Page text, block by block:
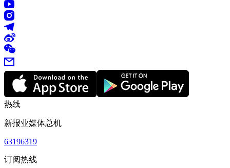
热线
新报业媒体总机
63196319
订阅热线